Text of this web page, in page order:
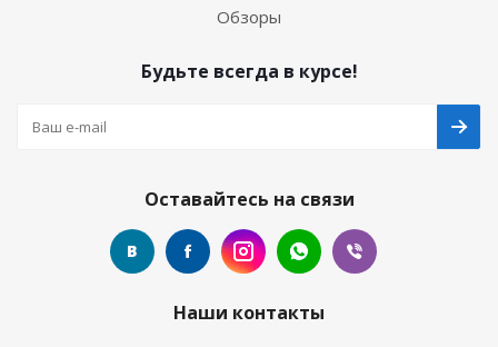
Обзоры
Будьте всегда в курсе!
Оставайтесь на связи
Наши контакты